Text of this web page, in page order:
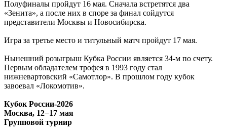
Полуфиналы пройдут 16 мая. Сначала встретятся два
«Зенита», а после них в споре за финал сойдутся
представители Москвы и Новосибирска.
Игра за третье место и титульный матч пройдут 17 мая.
Нынешний розыгрыш Кубка России является 34-м по счету.
Первым обладателем трофея в 1993 году стал
нижневартовский «Самотлор». В прошлом году кубок
завоевал «Локомотив».
Кубок России-2026
Москва, 12−17 мая
Групповой турнир